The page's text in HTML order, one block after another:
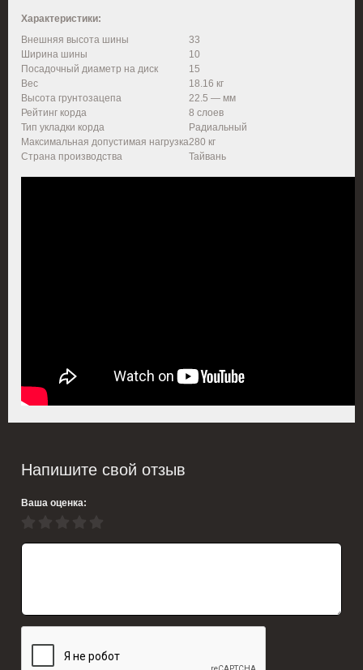
Характеристики:
Внешняя высота шины
33
Ширина шины
10
Посадочный диаметр на диск
15
Вес
18.16 кг
Высота грунтозацепа
22.5 — мм
Рейтинг корда
8 слоев
Тип укладки корда
Радиальный
Максимальная допустимая нагрузка280 кг
Страна производства
Тайвань
Напишите свой отзыв
Ваша оценка: